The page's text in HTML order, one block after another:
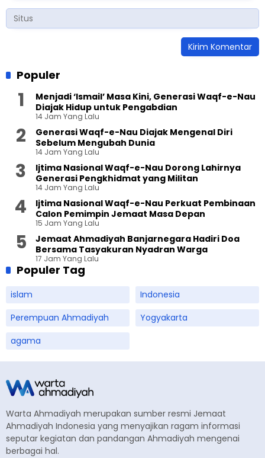
Populer
Menjadi ‘Ismail’ Masa Kini, Generasi Waqf-e-Nau
Diajak Hidup untuk Pengabdian
14 Jam Yang Lalu
Generasi Waqf-e-Nau Diajak Mengenal Diri
Sebelum Mengubah Dunia
14 Jam Yang Lalu
Ijtima Nasional Waqf-e-Nau Dorong Lahirnya
Generasi Pengkhidmat yang Militan
14 Jam Yang Lalu
Ijtima Nasional Waqf-e-Nau Perkuat Pembinaan
Calon Pemimpin Jemaat Masa Depan
15 Jam Yang Lalu
Jemaat Ahmadiyah Banjarnegara Hadiri Doa
Bersama Tasyakuran Nyadran Warga
17 Jam Yang Lalu
Populer Tag
islam
Indonesia
Perempuan Ahmadiyah
Yogyakarta
agama
Warta Ahmadiyah merupakan sumber resmi Jemaat
Ahmadiyah Indonesia yang menyajikan ragam informasi
seputar kegiatan dan pandangan Ahmadiyah mengenai
berbagai hal.